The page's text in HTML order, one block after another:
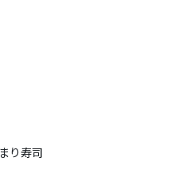
り寿司